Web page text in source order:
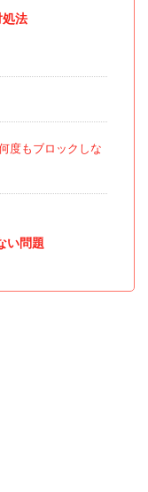
法
度もブロックしな
い問題